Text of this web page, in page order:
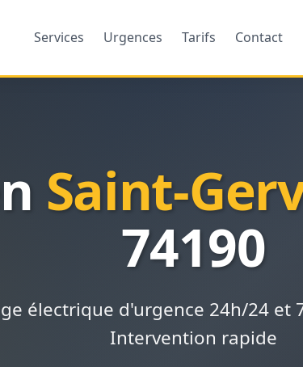
Services Urgences Tarifs Contact
Saint-
74190
électrique d'urgence 24h/24 et
Intervention rapide